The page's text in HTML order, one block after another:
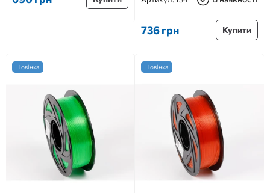
736 грн Купити
Новінка Новінка